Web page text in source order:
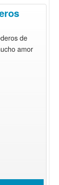
de
amor